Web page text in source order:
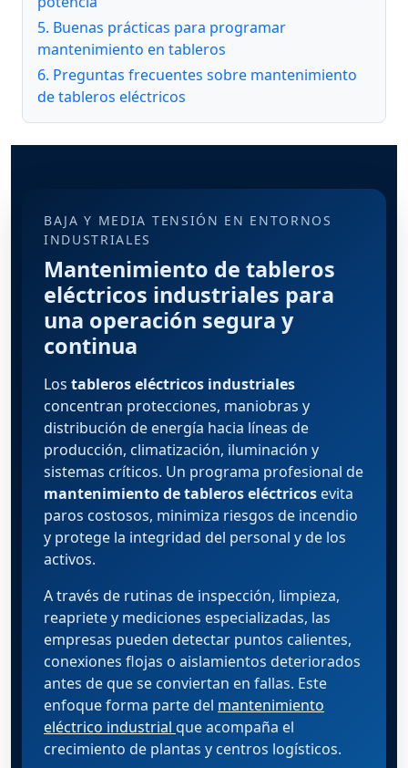
5. Buenas prácticas para programar
mantenimiento en tableros
6. Preguntas frecuentes sobre mantenimiento
de tableros eléctricos
BAJA Y MEDIA TENSIÓN EN ENTORNOS
INDUSTRIALES
Mantenimiento de tableros
eléctricos industriales para
una operación segura y
continua
Los tableros eléctricos industriales
concentran protecciones, maniobras y
distribución de energía hacia líneas de
producción, climatización, iluminación y
sistemas críticos. Un programa profesional de
mantenimiento de tableros eléctricos evita
paros costosos, minimiza riesgos de incendio
y protege la integridad del personal y de los
activos.
A través de rutinas de inspección, limpieza,
reapriete y mediciones especializadas, las
empresas pueden detectar puntos calientes,
conexiones flojas o aislamientos deteriorados
antes de que se conviertan en fallas. Este
enfoque forma parte del mantenimiento
eléctrico industrial que acompaña el
crecimiento de plantas y centros logísticos.